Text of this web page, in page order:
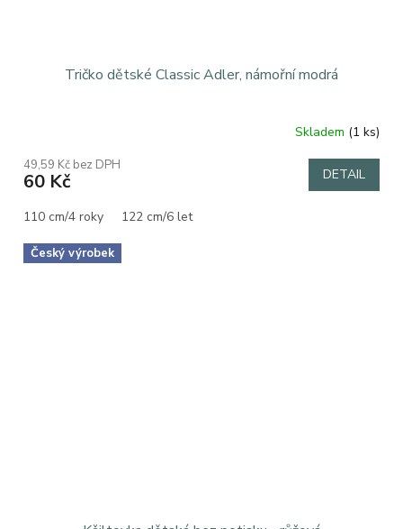
Tričko dětské Classic Adler, námořní modrá
Skladem (1 ks)
49,59 Kč bez DPH
60 Kč DETAIL
110 cm/4 roky 122 cm/6 let
Český výrobek